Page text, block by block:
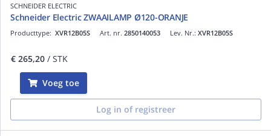
SCHNEIDER ELECTRIC
Schneider Electric ZWAAILAMP Ø120-ORANJE
Art. nr. 2850140053
Producttype: XVR12B05S Lev. Nr.: XVR12B05S
€ 265,20 / STK
Voeg toe
Log in of registreer